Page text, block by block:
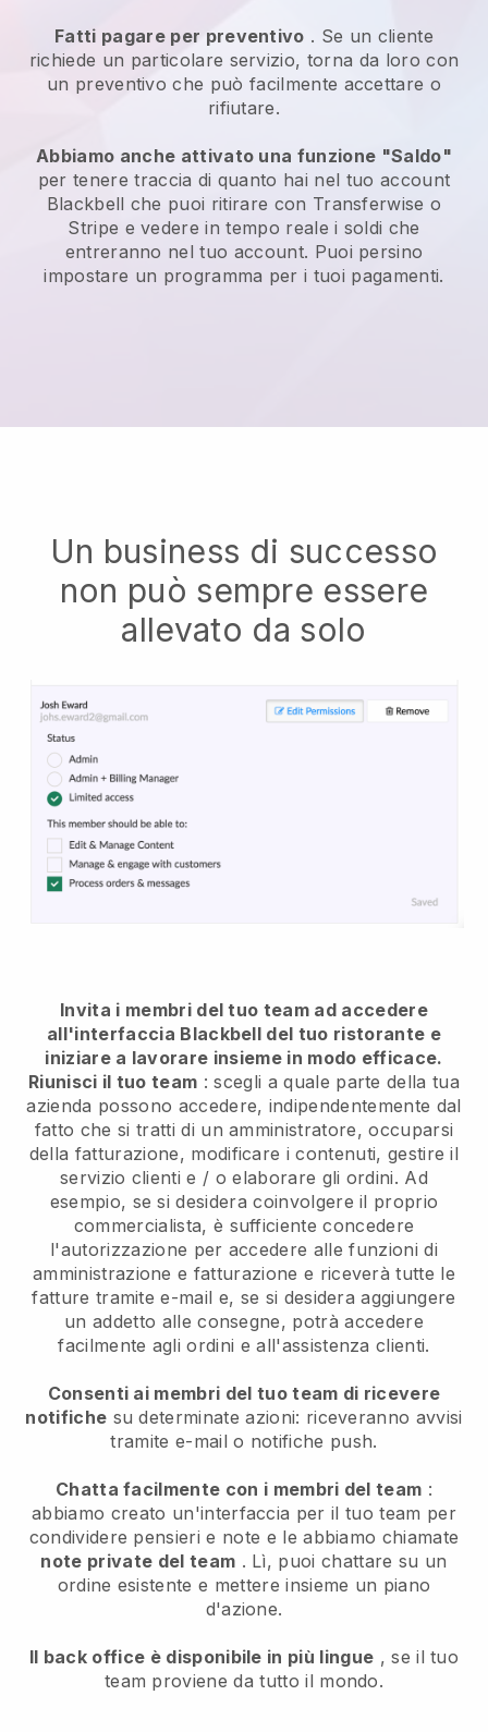
Fatti pagare per preventivo . Se un cliente
richiede un particolare servizio, torna da loro con
un preventivo che può facilmente accettare o
rifiutare.
Abbiamo anche attivato una funzione "Saldo"
per tenere traccia di quanto hai nel tuo account
Blackbell che puoi ritirare con Transferwise o
Stripe e vedere in tempo reale i soldi che
entreranno nel tuo account. Puoi persino
impostare un programma per i tuoi pagamenti.
Un business di successo
non può sempre essere
allevato da solo
Invita i membri del tuo team ad accedere
all'interfaccia Blackbell del tuo ristorante e
iniziare a lavorare insieme in modo efficace.
Riunisci il tuo team : scegli a quale parte della tua
azienda possono accedere, indipendentemente dal
fatto che si tratti di un amministratore, occuparsi
della fatturazione, modificare i contenuti, gestire il
servizio clienti e / o elaborare gli ordini. Ad
esempio, se si desidera coinvolgere il proprio
commercialista, è sufficiente concedere
l'autorizzazione per accedere alle funzioni di
amministrazione e fatturazione e riceverà tutte le
fatture tramite e-mail e, se si desidera aggiungere
un addetto alle consegne, potrà accedere
facilmente agli ordini e all'assistenza clienti.
Consenti ai membri del tuo team di ricevere
notifiche su determinate azioni: riceveranno avvisi
tramite e-mail o notifiche push.
Chatta facilmente con i membri del team :
abbiamo creato un'interfaccia per il tuo team per
condividere pensieri e note e le abbiamo chiamate
note private del team . Lì, puoi chattare su un
ordine esistente e mettere insieme un piano
d'azione.
Il back office è disponibile in più lingue , se il tuo
team proviene da tutto il mondo.